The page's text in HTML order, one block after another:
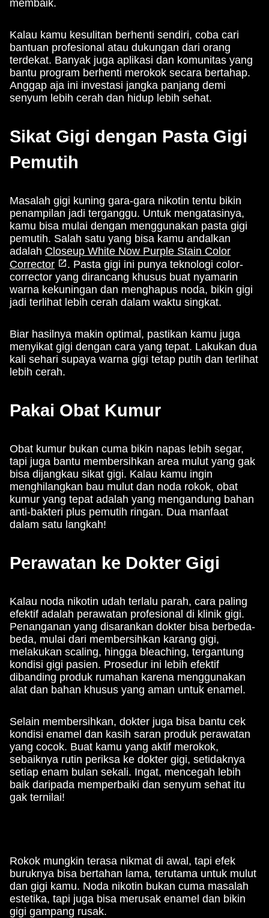
membaik.
Kalau kamu kesulitan berhenti sendiri, coba cari
bantuan profesional atau dukungan dari orang
terdekat. Banyak juga aplikasi dan komunitas yang
bantu program berhenti merokok secara bertahap.
Anggap aja ini investasi jangka panjang demi
senyum lebih cerah dan hidup lebih sehat.
Sikat Gigi dengan Pasta Gigi
Pemutih
Masalah gigi kuning gara-gara nikotin tentu bikin
penampilan jadi terganggu. Untuk mengatasinya,
kamu bisa mulai dengan menggunakan pasta gigi
pemutih. Salah satu yang bisa kamu andalkan
adalah Closeup White Now Purple Stain Color
Corrector
. Pasta gigi ini punya teknologi color-
corrector yang dirancang khusus buat nyamarin
warna kekuningan dan menghapus noda, bikin gigi
jadi terlihat lebih cerah dalam waktu singkat.
Biar hasilnya makin optimal, pastikan kamu juga
menyikat gigi dengan cara yang tepat. Lakukan dua
kali sehari supaya warna gigi tetap putih dan terlihat
lebih cerah.
Pakai Obat Kumur
Obat kumur bukan cuma bikin napas lebih segar,
tapi juga bantu membersihkan area mulut yang gak
bisa dijangkau sikat gigi. Kalau kamu ingin
menghilangkan bau mulut dan noda rokok, obat
kumur yang tepat adalah yang mengandung bahan
anti-bakteri plus pemutih ringan. Dua manfaat
dalam satu langkah!
Perawatan ke Dokter Gigi
Kalau noda nikotin udah terlalu parah, cara paling
efektif adalah perawatan profesional di klinik gigi.
Penanganan yang disarankan dokter bisa berbeda-
beda, mulai dari membersihkan karang gigi,
melakukan scaling, hingga bleaching, tergantung
kondisi gigi pasien. Prosedur ini lebih efektif
dibanding produk rumahan karena menggunakan
alat dan bahan khusus yang aman untuk enamel.
Selain membersihkan, dokter juga bisa bantu cek
kondisi enamel dan kasih saran produk perawatan
yang cocok. Buat kamu yang aktif merokok,
sebaiknya rutin periksa ke dokter gigi, setidaknya
setiap enam bulan sekali. Ingat, mencegah lebih
baik daripada memperbaiki dan senyum sehat itu
gak ternilai!
Rokok mungkin terasa nikmat di awal, tapi efek
buruknya bisa bertahan lama, terutama untuk mulut
dan gigi kamu. Noda nikotin bukan cuma masalah
estetika, tapi juga bisa merusak enamel dan bikin
gigi gampang rusak.